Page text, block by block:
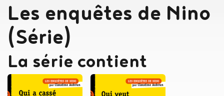
Les enquêtes de Nino
(Série)
La série contient